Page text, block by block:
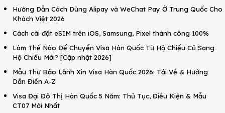
Hướng Dẫn Cách Dùng Alipay và WeChat Pay Ở Trung Quốc Cho
Khách Việt 2026
Cách cài đặt eSIM trên iOS, Samsung, Pixel thành công 100%
Làm Thế Nào Để Chuyển Visa Hàn Quốc Từ Hộ Chiếu Cũ Sang
Hộ Chiếu Mới? [Cập nhật 2026]
Mẫu Thư Bảo Lãnh Xin Visa Hàn Quốc 2026: Tải Về & Hướng
Dẫn Điền A-Z
Visa Đại Đô Thị Hàn Quốc 5 Năm: Thủ Tục, Điều Kiện & Mẫu
CT07 Mới Nhất